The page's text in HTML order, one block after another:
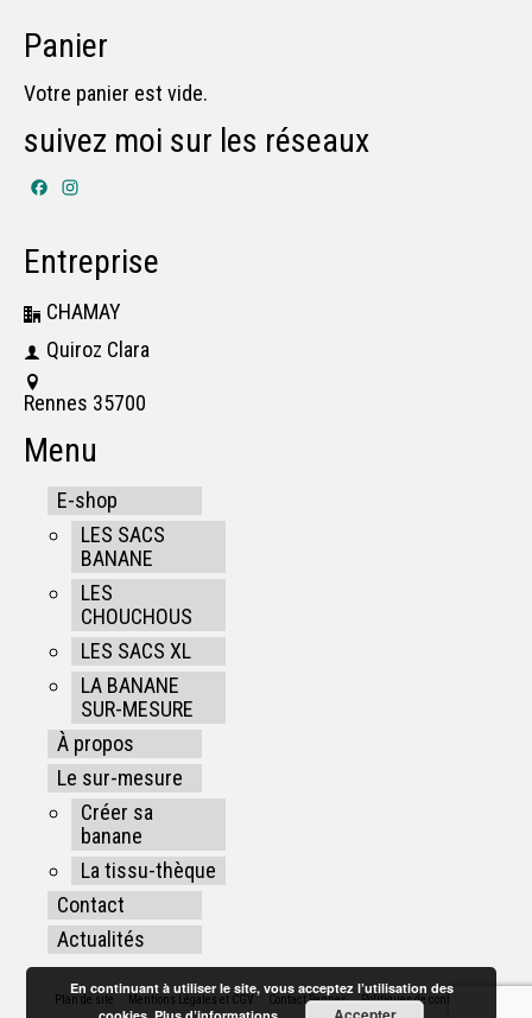
Panier
Votre panier est vide.
suivez moi sur les réseaux
Facebook
Entreprise
CHAMAY
Quiroz Clara
Rennes 35700
Menu
E-shop
LES SACS
BANANE
LES
CHOUCHOUS
LES SACS XL
LA BANANE
SUR-MESURE
À propos
Le sur-mesure
Créer sa
banane
La tissu-thèque
Contact
Actualités
Plan de site Mentions Légales et CGV Contact Rennes Politiques de confidentialité
En continuant à utiliser le site, vous acceptez l’utilisation des